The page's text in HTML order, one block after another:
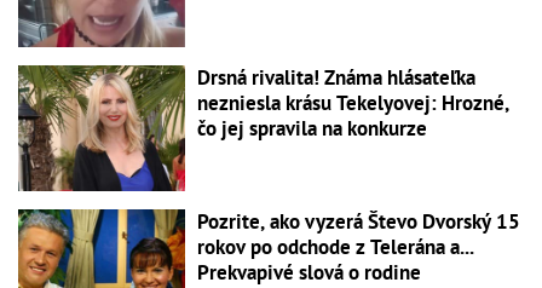
Drsná rivalita! Známa hlásateľka
nezniesla krásu Tekelyovej: Hrozné,
čo jej spravila na konkurze
Pozrite, ako vyzerá Števo Dvorský 15
rokov po odchode z Telerána a...
Prekvapivé slová o rodine